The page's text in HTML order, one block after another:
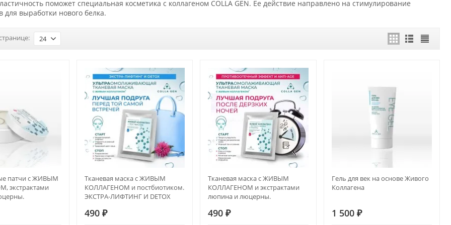
поможет специальная косметика с коллагеном COLLA GEN. Ее действие направлено на стимулирование
для выработки нового белка.
24
патчи с ЖИВЫМ
экстрактами
Тканевая маска с ЖИВЫМ
КОЛЛАГЕНОМ и постбиотиком.
ЭКСТРА-ЛИФТИНГ И DETOX
490 ₽
Тканевая маска с ЖИВЫМ
КОЛЛАГЕНОМ и экстрактами
люпина и люцерны.
ANTI-AGE
490₽
Гель для век на основе Живого
Коллагена
1 500 ₽